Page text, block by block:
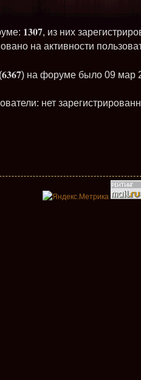
1307, из них
на активности
6367) на форуме было 09 мар
нет